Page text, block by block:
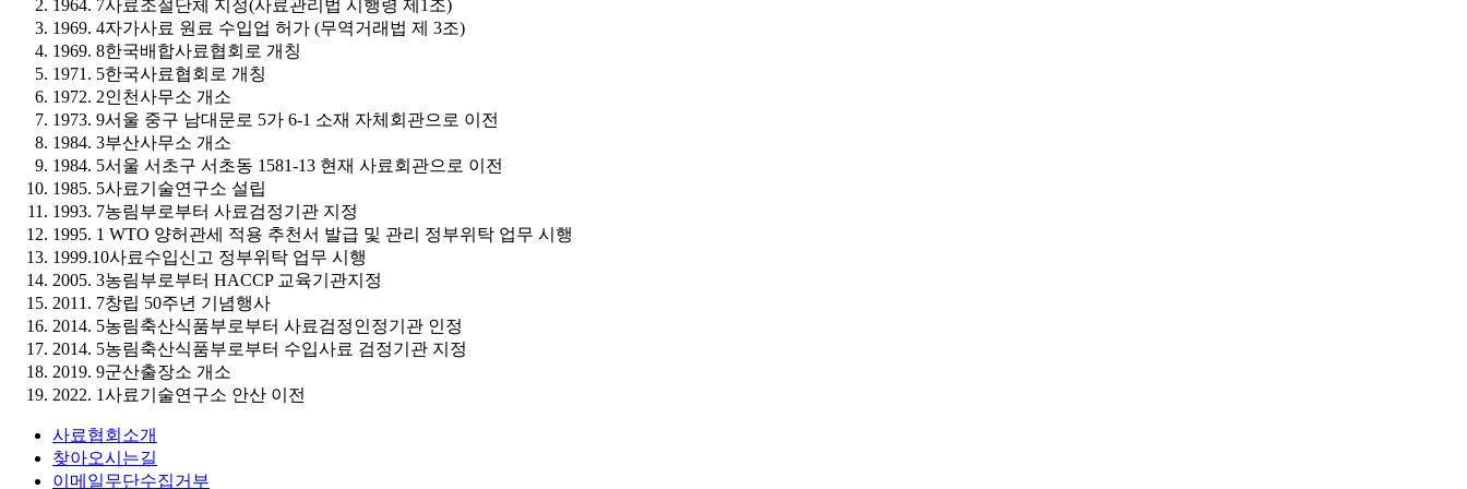
1964. 7사료조절단체 지정(사료관리법 시행령 제1조)
1969. 4자가사료 원료 수입업 허가 (무역거래법 제 3조)
1969. 8한국배합사료협회로 개칭
1971. 5한국사료협회로 개칭
1972. 2인천사무소 개소
1973. 9서울 중구 남대문로 5가 6-1 소재 자체회관으로 이전
1984. 3부산사무소 개소
1984. 5서울 서초구 서초동 1581-13 현재 사료회관으로 이전
1985. 5사료기술연구소 설립
1993. 7농림부로부터 사료검정기관 지정
1995. 1 WTO 양허관세 적용 추천서 발급 및 관리 정부위탁 업무 시행
1999.10사료수입신고 정부위탁 업무 시행
2005. 3농림부로부터 HACCP 교육기관지정
2011. 7창립 50주년 기념행사
2014. 5농림축산식품부로부터 사료검정인정기관 인정
2014. 5농림축산식품부로부터 수입사료 검정기관 지정
2019. 9군산출장소 개소
2022. 1사료기술연구소 안산 이전
사료협회소개
찾아오시는길
이메일무단수집거부